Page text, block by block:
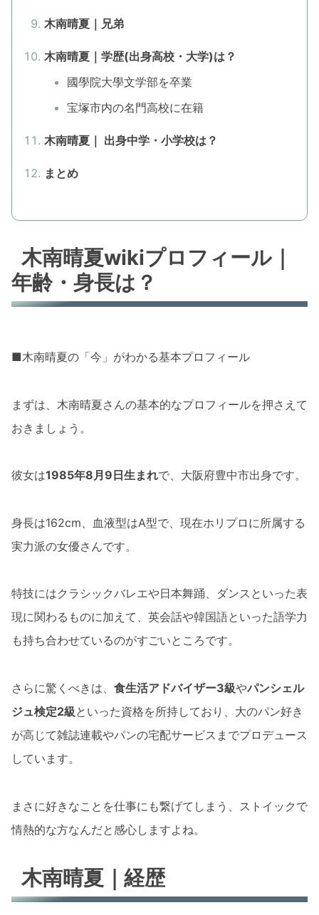
木南晴夏｜兄弟
木南晴夏｜学歴(出身高校・大学)は？
國學院大學文学部を卒業
宝塚市内の名門高校に在籍
木南晴夏｜ 出身中学・小学校は？
まとめ
木南晴夏wikiプロフィール｜
年齢・身長は？
■木南晴夏の「今」がわかる基本プロフィール
まずは、木南晴夏さんの基本的なプロフィールを押さえて
おきましょう。
彼女は1985年8月9日生まれで、大阪府豊中市出身です。
身長は162cm、血液型はA型で、現在ホリプロに所属する
実力派の女優さんです。
特技にはクラシックバレエや日本舞踊、ダンスといった表
現に関わるものに加えて、英会話や韓国語といった語学力
も持ち合わせているのがすごいところです。
さらに驚くべきは、 食生活アドバイザー3級やパンシェル
ジュ検定2級といった資格を所持しており、大のパン好き
が高じて雑誌連載やパンの宅配サービスまでプロデュース
しています。
まさに好きなことを仕事にも繋げてしまう、ストイックで
情熱的な方なんだと感心しますよね。
木南晴夏｜経歴